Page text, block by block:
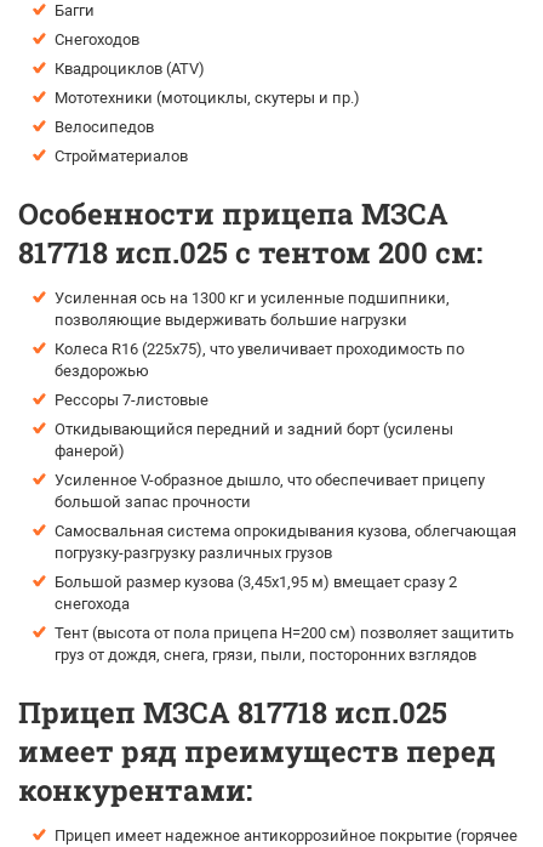
Багги
Снегоходов
Квадроциклов (ATV)
Мототехники (мотоциклы, скутеры и пр.)
Велосипедов
Стройматериалов
Особенности прицепа МЗСА
817718 исп.025 с тентом 200 см:
Усиленная ось на 1300 кг и усиленные подшипники,
позволяющие выдерживать большие нагрузки
Колеса R16 (225х75), что увеличивает проходимость по
бездорожью
Рессоры 7-листовые
Откидывающийся передний и задний борт (усилены
фанерой)
Усиленное V-образное дышло, что обеспечивает прицепу
большой запас прочности
Самосвальная система опрокидывания кузова, облегчающая
погрузку-разгрузку различных грузов
Большой размер кузова (3,45х1,95 м) вмещает сразу 2
снегохода
Тент (высота от пола прицепа H=200 см) позволяет защитить
груз от дождя, снега, грязи, пыли, посторонних взглядов
Прицеп МЗСА 817718 исп.025
имеет ряд преимуществ перед
конкурентами:
Прицеп имеет надежное антикоррозийное покрытие (горячее